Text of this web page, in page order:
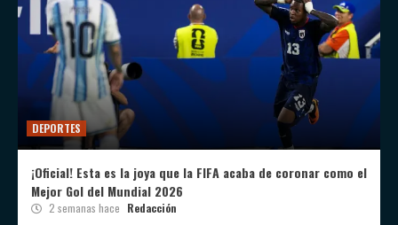
DEPORTES
¡Oficial! Esta es la joya que la FIFA acaba de coronar como el
Mejor Gol del Mundial 2026
2 semanas hace Redacción